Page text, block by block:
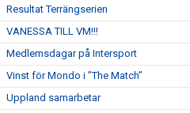
Resultat Terrängserien
VANESSA TILL VM!!!
Medlemsdagar på Intersport
Vinst för Mondo i ”The Match”
Uppland samarbetar